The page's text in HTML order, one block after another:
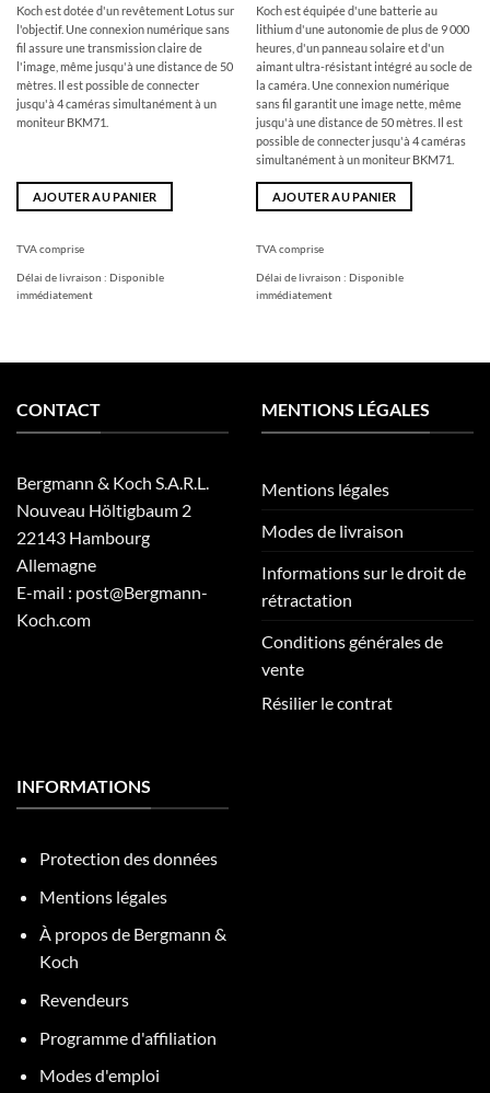
Koch est dotée d'un revêtement Lotus sur
l'objectif. Une connexion numérique sans
fil assure une transmission claire de
l'image, même jusqu'à une distance de 50
mètres. Il est possible de connecter
jusqu'à 4 caméras simultanément à un
moniteur BKM71.
AJOUTER AU PANIER
TVA comprise
Délai de livraison : Disponible
immédiatement
Koch est équipée d'une batterie au
lithium d'une autonomie de plus de 9 000
heures, d'un panneau solaire et d'un
aimant ultra-résistant intégré au socle de
la caméra. Une connexion numérique
sans fil garantit une image nette, même
jusqu'à une distance de 50 mètres. Il est
possible de connecter jusqu'à 4 caméras
simultanément à un moniteur BKM71.
AJOUTER AU PANIER
TVA comprise
Délai de livraison : Disponible
immédiatement
CONTACT
Bergmann & Koch S.A.R.L.
Nouveau Höltigbaum 2
22143 Hambourg
Allemagne
E-mail : post@Bergmann-
Koch.com
MENTIONS LÉGALES
Mentions légales
Modes de livraison
Informations sur le droit de
rétractation
Conditions générales de
vente
Résilier le contrat
INFORMATIONS
Protection des données
Mentions légales
À propos de Bergmann &
Koch
Revendeurs
Programme d'affiliation
Modes d'emploi